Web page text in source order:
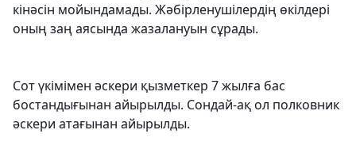
кінәсін мойындамады. Жәбірленушілердің өкілдері
оның заң аясында жазалануын сұрады.
Сот үкімімен әскери қызметкер 7 жылға бас
бостандығынан айырылды. Сондай-ақ ол полковник
әскери атағынан айырылды.